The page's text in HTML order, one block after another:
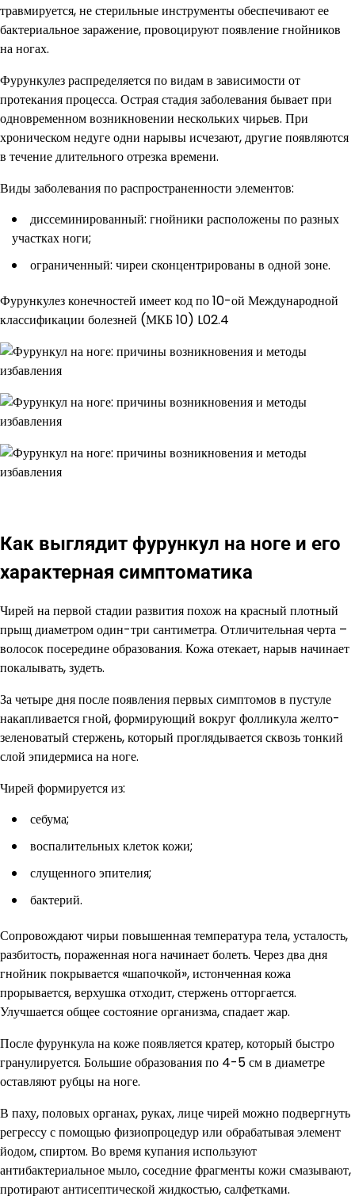
травмируется, не стерильные инструменты обеспечивают ее
бактериальное заражение, провоцируют появление гнойников
на ногах.
Фурункулез распределяется по видам в зависимости от
протекания процесса. Острая стадия заболевания бывает при
одновременном возникновении нескольких чирьев. При
хроническом недуге одни нарывы исчезают, другие появляются
в течение длительного отрезка времени.
Виды заболевания по распространенности элементов:
диссеминированный: гнойники расположены по разных
участках ноги;
ограниченный: чиреи сконцентрированы в одной зоне.
Фурункулез конечностей имеет код по 10-ой Международной
классификации болезней (МКБ 10) L02.4
Как выглядит фурункул на ноге и его
характерная симптоматика
Чирей на первой стадии развития похож на красный плотный
прыщ диаметром один-три сантиметра. Отличительная черта –
волосок посередине образования. Кожа отекает, нарыв начинает
покалывать, зудеть.
За четыре дня после появления первых симптомов в пустуле
накапливается гной, формирующий вокруг фолликула желто-
зеленоватый стержень, который проглядывается сквозь тонкий
слой эпидермиса на ноге.
Чирей формируется из:
себума;
воспалительных клеток кожи;
слущенного эпителия;
бактерий.
Сопровождают чирьи повышенная температура тела, усталость,
разбитость, пораженная нога начинает болеть. Через два дня
гнойник покрывается «шапочкой», истонченная кожа
прорывается, верхушка отходит, стержень отторгается.
Улучшается общее состояние организма, спадает жар.
После фурункула на коже появляется кратер, который быстро
гранулируется. Большие образования по 4-5 см в диаметре
оставляют рубцы на ноге.
В паху, половых органах, руках, лице чирей можно подвергнуть
регрессу с помощью физиопроцедур или обрабатывая элемент
йодом, спиртом. Во время купания используют
антибактериальное мыло, соседние фрагменты кожи смазывают,
протирают антисептической жидкостью, салфетками.